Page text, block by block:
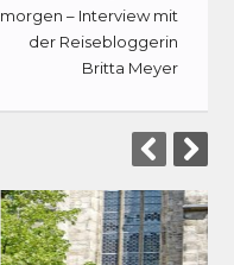
morgen – Interview mit
der Reisebloggerin
Britta Meyer